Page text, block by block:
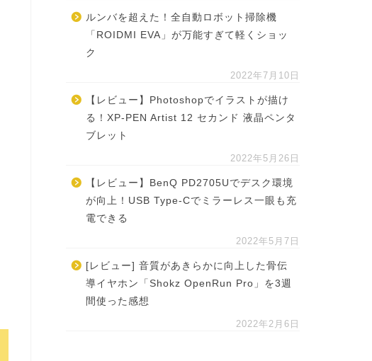
ルンバを超えた！全自動ロボット掃除機
「ROIDMI EVA」が万能すぎて軽くショッ
ク
2022年7月10日
【レビュー】Photoshopでイラストが描け
る！XP-PEN Artist 12 セカンド 液晶ペンタ
ブレット
2022年5月26日
【レビュー】BenQ PD2705Uでデスク環境
が向上！USB Type-Cでミラーレス一眼も充
電できる
2022年5月7日
[レビュー] 音質があきらかに向上した骨伝
導イヤホン「Shokz OpenRun Pro」を3週
間使った感想
2022年2月6日